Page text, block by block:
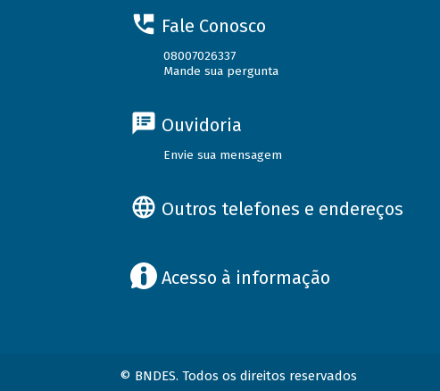
Fale Conosco
08007026337
Mande sua pergunta
Ouvidoria
Envie sua mensagem
Outros telefones e endereços
Acesso à informação
© BNDES. Todos os direitos reservados